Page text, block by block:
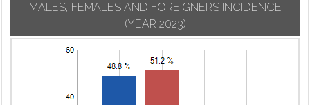
MALES, FEMALES AND FOREIGNERS INCIDENCE
(YEAR 2023)